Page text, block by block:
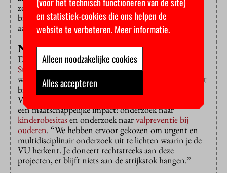
zorgt ervoor dat onze dienst een goede plek heeft
binnen de organisatie en dat we mensen kunnen
aantrekken die je nodig hebt voor succes.”
Niets aan de strijkstok
De VU is ook betrokken bij de landelijke campagne
Steun jouw universiteit, die het belang van
wetenschappelijk onderzoek onder de aandacht brengt
bij een breed publiek. Tot 25 maart zamelt het
VUfonds geld in voor twee onderzoeksprojecten met
een maatschappelijke impact: onderzoek naar
kinderobesitasen onderzoek naarvalpreventie bij
ouderen. “We hebben ervoor gekozen om urgent en
multidisciplinair onderzoek uit te lichten waarin je de
VU herkent. Je doneert rechtstreeks aan deze
projecten, er blijft niets aan de strijkstok hangen.”
en statistiek-cookies die ons helpen de
website te verbeteren.Meer informatie.
Alleen noodzakelijke cookies
Alles accepteren